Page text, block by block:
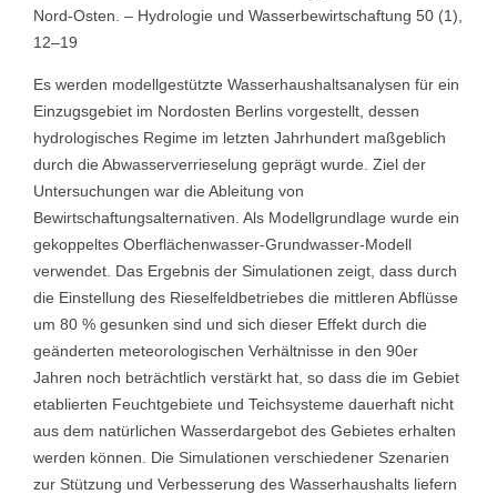
Nord-Osten. – Hydrologie und Wasserbewirtschaftung 50 (1),
12–19
Es werden modellgestützte Wasserhaushaltsanalysen für ein
Einzugsgebiet im Nordosten Berlins vorgestellt, dessen
hydrologisches Regime im letzten Jahrhundert maßgeblich
durch die Abwasserverrieselung geprägt wurde. Ziel der
Untersuchungen war die Ableitung von
Bewirtschaftungsalternativen. Als Modellgrundlage wurde ein
gekoppeltes Oberflächenwasser-Grundwasser-Modell
verwendet. Das Ergebnis der Simulationen zeigt, dass durch
die Einstellung des Rieselfeldbetriebes die mittleren Abflüsse
um 80 % gesunken sind und sich dieser Effekt durch die
geänderten meteorologischen Verhältnisse in den 90er
Jahren noch beträchtlich verstärkt hat, so dass die im Gebiet
etablierten Feuchtgebiete und Teichsysteme dauerhaft nicht
aus dem natürlichen Wasserdargebot des Gebietes erhalten
werden können. Die Simulationen verschiedener Szenarien
zur Stützung und Verbesserung des Wasserhaushalts liefern